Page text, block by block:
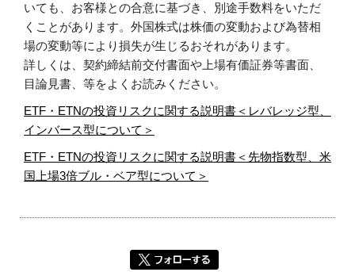
いても、お客様との合意に基づき、別途手数料をいただ
くことがあります。外国株式は株価の変動および為替相
場の変動等により損失が生じるおそれがあります。
詳しくは、契約締結前交付書面や上場有価証券等書面、
目論見書、等をよくお読みください。
ETF・ETNの投資リスクに関する説明書＜レバレッジ型、
インバース型について＞
ETF・ETNの投資リスクに関する説明書＜先物指数型、米
国上場3倍ブル・ベア型について＞